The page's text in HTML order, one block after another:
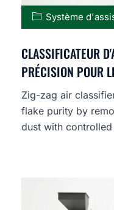
Système
CLASSIFICATEUR
PRÉCISION POUR
Zig-zag air
flake purity by
dust with